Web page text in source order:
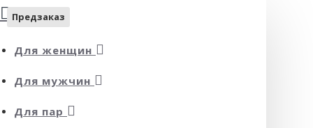
Для женщин
Для мужчин
Для пар
Предзаказ